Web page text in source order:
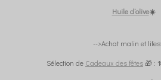
Huile d’olive☀️
-->Achat malin et
Sélection de Cadeaux des fêtes🎁 :